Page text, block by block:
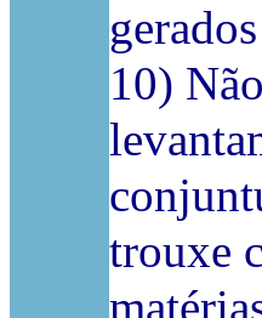
10)
trouxe